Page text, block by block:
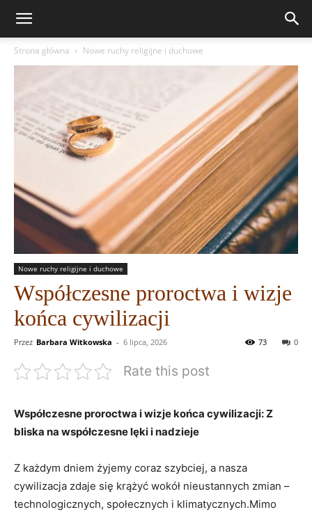
Strona główna Nowe ruchy religijne i duchowe
Nowe ruchy religijne i duchowe
Współczesne proroctwa i wizje
końca cywilizacji
Przez Barbara Witkowska - 6 lipca, 2026 0
73
Rate this post
Współczesne proroctwa i wizje końca cywilizacji: Z
bliska na współczesne lęki i nadzieje
Z każdym dniem żyjemy coraz szybciej, a nasza
cywilizacja zdaje się krążyć wokół nieustannych zmian –
technologicznych, społecznych i klimatycznych.Mimo